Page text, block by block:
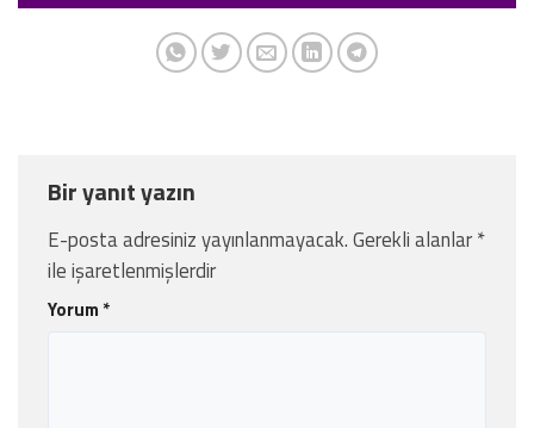
Bir yanıt yazın
E-posta adresiniz yayınlanmayacak.Gerekli alanlar*
ile işaretlenmişlerdir
Yorum *